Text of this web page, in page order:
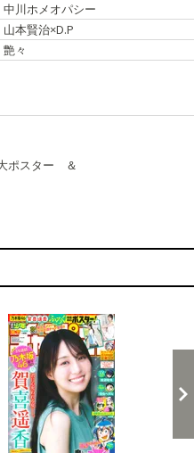
中川ホメオパシー
山本賢治×D.P
艶々
ポスター ＆